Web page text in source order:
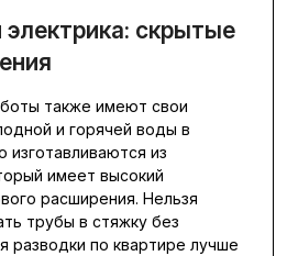
электрика: скрытые
также имеют свои
и горячей воды в
изготавливаются из
имеет высокий
расширения. Нельзя
трубы в стяжку без
разводки по квартире лучше